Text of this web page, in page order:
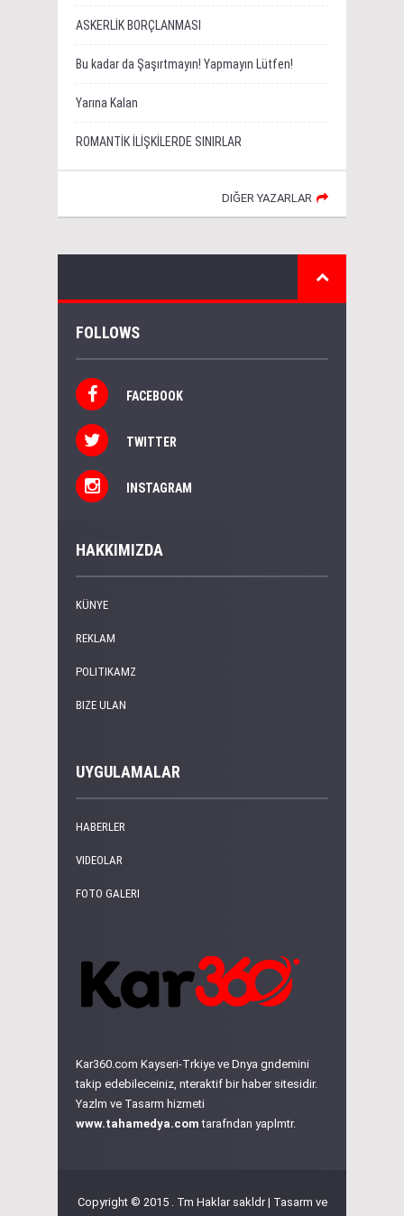
ASKERLİK BORÇLANMASI
Bu kadar da Şaşırtmayın! Yapmayın Lütfen!
Yarına Kalan
ROMANTİK İLİŞKİLERDE SINIRLAR
DIĞER YAZARLAR
FOLLOWS
FACEBOOK
TWITTER
INSTAGRAM
HAKKIMIZDA
KÜNYE
REKLAM
POLITIKAMZ
BIZE ULAN
UYGULAMALAR
HABERLER
VIDEOLAR
FOTO GALERI
Kar360.com Kayseri-Trkiye ve Dnya gndemini
takip edebileceiniz, nteraktif bir haber sitesidir.
Yazlm ve Tasarm hizmeti
www.tahamedya.com tarafndan yaplmtr.
Copyright © 2015 . Tm Haklar sakldr | Tasarm ve